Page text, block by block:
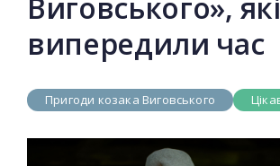
Виговського», які
випередили час
Пригоди козака Виговського